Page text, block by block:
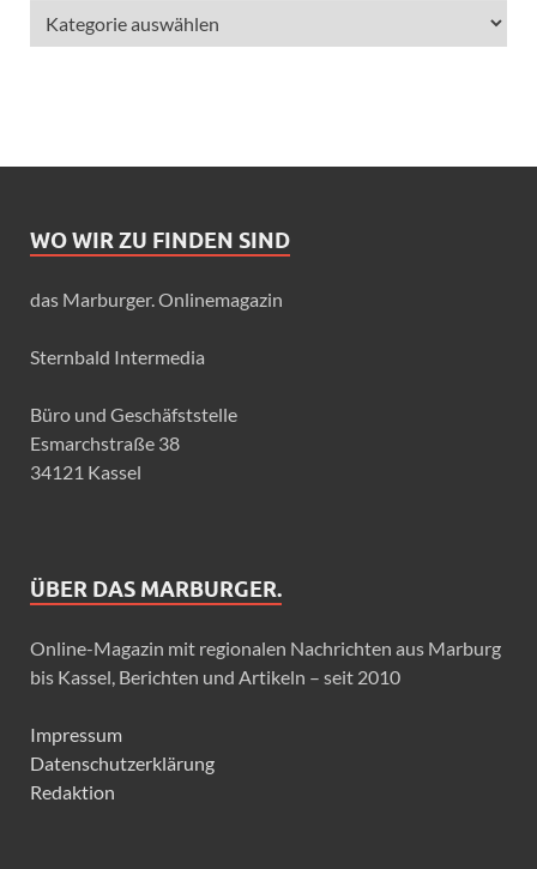
WO WIR ZU FINDEN SIND
das Marburger. Onlinemagazin
Sternbald Intermedia
Büro und Geschäfststelle
Esmarchstraße 38
34121 Kassel
ÜBER DAS MARBURGER.
Online-Magazin mit regionalen Nachrichten aus Marburg
bis Kassel, Berichten und Artikeln – seit 2010
Impressum
Datenschutzerklärung
Redaktion